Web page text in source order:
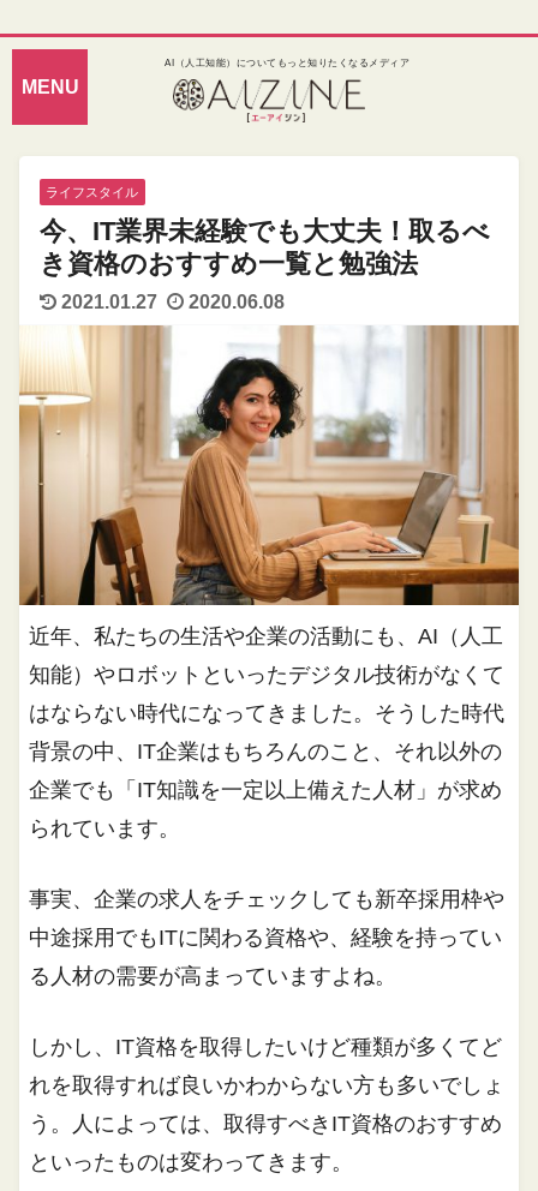
AI（人工知能）についてもっと知りたくなるメディア
ライフスタイル
今、IT業界未経験でも大丈夫！取るべ
き資格のおすすめ一覧と勉強法
2021.01.27 2020.06.08
近年、私たちの生活や企業の活動にも、AI（人工
知能）やロボットといったデジタル技術がなくて
はならない時代になってきました。そうした時代
背景の中、IT企業はもちろんのこと、それ以外の
企業でも「IT知識を一定以上備えた人材」が求め
られています。
事実、企業の求人をチェックしても新卒採用枠や
中途採用でもITに関わる資格や、経験を持ってい
る人材の需要が高まっていますよね。
しかし、IT資格を取得したいけど種類が多くてど
れを取得すれば良いかわからない方も多いでしょ
う。人によっては、取得すべきIT資格のおすすめ
といったものは変わってきます。